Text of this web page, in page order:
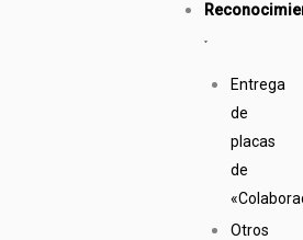
Entrega
de
placas
de
Otros